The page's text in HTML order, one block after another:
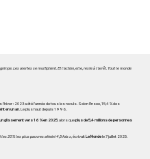
Les alertes se multiplient. Et l’action, elle, reste à l’arrêt. Tout le monde
: 2023 a été l’année de tous les reculs. Selon l’Insee, 15,4 % des
en un an . Le plus haut depuis 1996.
un glissement vers 16 % en 2025 , alors queplus de 5,4 millions de personnes
les 20 % les plus pauvres atteint 4,5 fois » , écrivaitLe Mondele 7 juillet 2025.